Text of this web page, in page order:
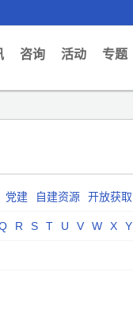
咨询 活动 专题
党建 自建资源 开放获取
R S T U V W X Y